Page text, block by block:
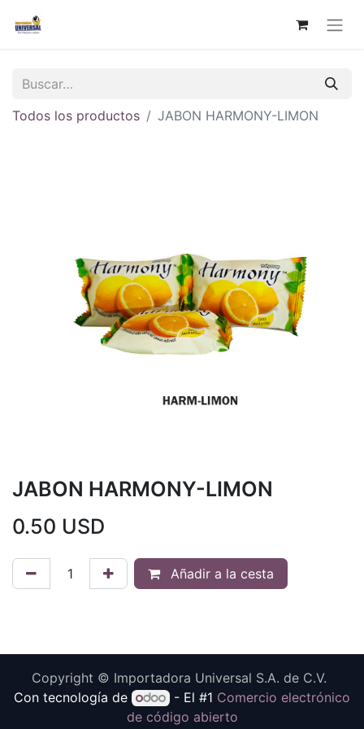
Todos los productos JABON HARMONY-LIMON
JABON HARMONY-LIMON
0.50 USD
Añadir a la cesta
Copyright © Importadora Universal S.A. de C.V.
Con tecnología de
- El #1 Comercio electrónico
de código abierto